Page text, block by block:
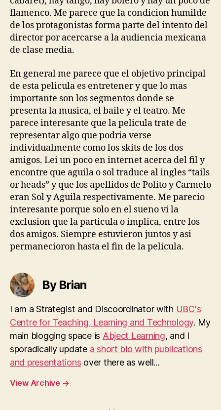
flamenco. Me parece que la condicion humilde
de los protagonistas forma parte del intento del
director por acercarse a la audiencia mexicana
de clase media.
En general me parece que el objetivo principal
de esta pelicula es entretener y que lo mas
importante son los segmentos donde se
presenta la musica, el baile y el teatro. Me
parece interesante que la pelicula trate de
representar algo que podria verse
individualmente como los skits de los dos
amigos. Lei un poco en internet acerca del fil y
encontre que aguila o sol traduce al ingles “tails
or heads” y que los apellidos de Polito y Carmelo
eran Sol y Aguila respectivamente. Me parecio
interesante porque solo en el sueno vi la
exclusion que la particula o implica, entre los
dos amigos. Siempre estuvieron juntos y asi
permanecioron hasta el fin de la pelicula.
By Brian
I am a Strategist and Discoordinator with UBC's
Centre for Teaching, Learning and Technology. My
main blogging space is Abject Learning, and I
sporadically update a short bio with publications
and presentations over there as well...
View Archive →